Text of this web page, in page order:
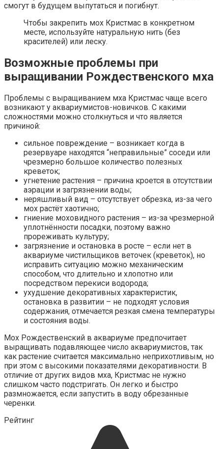
смогут в будущем выпутаться и погибнут.
Чтобы закрепить мох Кристмас в конкретном
месте, используйте натуральную нить (без
красителей) или леску.
Возможные проблемы при
выращивании Рождественского мха
Проблемы с выращиванием мха Кристмас чаще всего
возникают у аквариумистов-новичков. С какими
сложностями можно столкнуться и что является
причиной:
сильное повреждение – возникает когда в
резервуаре находятся “неправильные” соседи или
чрезмерно большое количество полезных
креветок;
угнетение растения – причина кроется в отсутствии
аэрации и загрязнении воды;
неряшливый вид – отсутствует обрезка, из-за чего
мох растёт хаотично;
гниение моховидного растения – из-за чрезмерной
уплотнённости посадки, поэтому важно
прореживать культуру;
загрязнение и остановка в росте – если нет в
аквариуме чистильщиков веточек (креветок), но
исправить ситуацию можно механическим
способом, что длительно и хлопотно или
посредством перекиси водорода;
ухудшение декоративных характеристик,
остановка в развитии – не подходят условия
содержания, отмечается резкая смена температуры
и состояния воды.
Мох Рождественский в аквариуме предпочитает
выращивать подавляющее число аквариумистов, так
как растение считается максимально неприхотливым, но
при этом с высокими показателями декоративности. В
отличие от других видов мха, Кристмас не нужно
слишком часто подстригать. Он легко и быстро
размножается, если запустить в воду обрезанные
черенки.
Рейтинг